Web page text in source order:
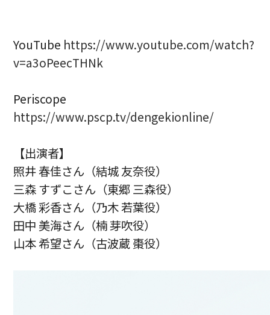
YouTube https://www.youtube.com/watch?
v=a3oPeecTHNk
Periscope
https://www.pscp.tv/dengekionline/
【出演者】
照井 春佳さん（結城 友奈役）
三森 すずこさん（東郷 三森役）
大橋 彩香さん（乃木 若葉役）
田中 美海さん（楠 芽吹役）
山本 希望さん（古波蔵 棗役）